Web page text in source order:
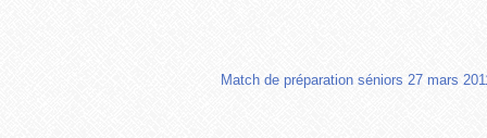
Match de préparation séniors 27 mars